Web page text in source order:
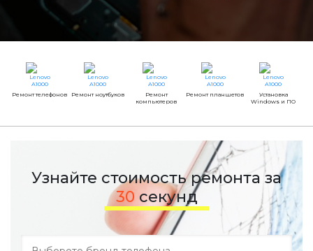
Ремонт телефонов Ремонт ноутбуков
Ремонт
компьютеров
Ремонт планшетов
Установка
Windows и ПО
Узнайте стоимость ремонта за
30 секунд